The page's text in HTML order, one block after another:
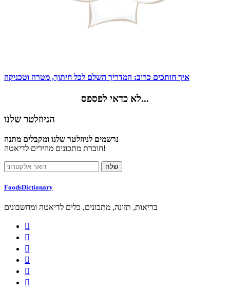
איך חותכים כרוב: המדריך השלם לכל חיתוך, מטרה וטכניקה
לא כדאי לפספס...
הניוזלטר שלנו
נרשמים לניוזלטר שלנו ומקבלים מתנה
חוברת מתכונים מהירים לדיאטה!
FoodsDictionary
בריאות, תזונה, מתכונים, כלים לדיאטה ומחשבונים





